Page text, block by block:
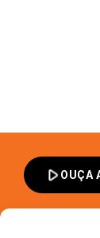
play_arrowOUÇA